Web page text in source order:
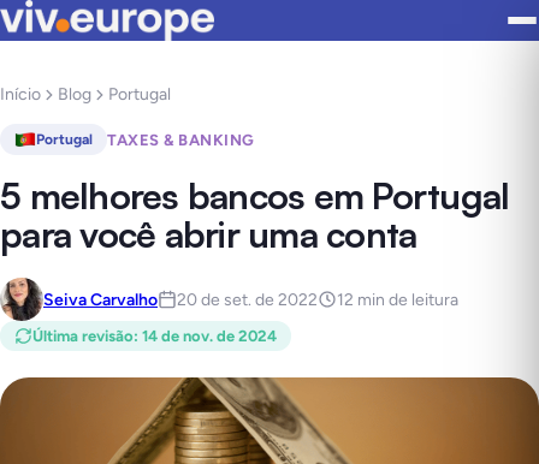
Início Blog Portugal
Portugal TAXES & BANKING
5 melhores bancos em Portugal
para você abrir uma conta
Seiva Carvalho 20 de set. de 2022 12 min de leitura
Última revisão: 14 de nov. de 2024